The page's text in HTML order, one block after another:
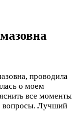
проводила
о моем
все моменты
вопросы. Лучший